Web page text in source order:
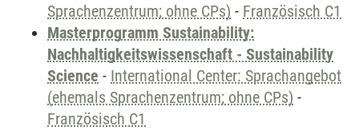
Sprachenzentrum; ohne CPs) - Französisch C1
Masterprogramm Sustainability:
Nachhaltigkeitswissenschaft - Sustainability
Science - International Center: Sprachangebot
(ehemals Sprachenzentrum; ohne CPs) -
Französisch C1